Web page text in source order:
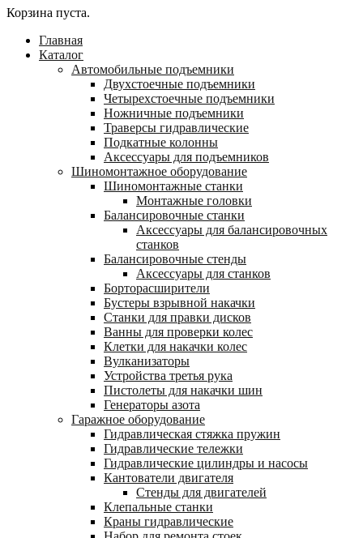
Корзина пуста.
Главная
Каталог
Автомобильные подъемники
Двухстоечные подъемники
Четырехстоечные подъемники
Ножничные подъемники
Траверсы гидравлические
Подкатные колонны
Аксессуары для подъемников
Шиномонтажное оборудование
Шиномонтажные станки
Монтажные головки
Балансировочные станки
Аксессуары для балансировочных
станков
Балансировочные стенды
Аксессуары для станков
Борторасширители
Бустеры взрывной накачки
Станки для правки дисков
Ванны для проверки колес
Клетки для накачки колес
Вулканизаторы
Устройства третья рука
Пистолеты для накачки шин
Генераторы азота
Гаражное оборудование
Гидравлическая стяжка пружин
Гидравлические тележки
Гидравлические цилиндры и насосы
Кантователи двигателя
Стенды для двигателей
Клепальные станки
Краны гидравлические